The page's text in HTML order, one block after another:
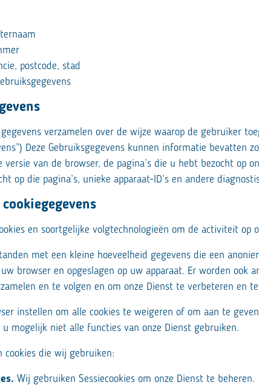
postcode, stad
verzamelen over de wijze waarop de gebruiker
Deze Gebruiksgegevens kunnen informatie
versie van de browser, de pagina’s die u hebt bezocht
op die pagina’s, unieke apparaat-ID’s en andere
en soortgelijke volgtechnologieën om de activiteit op
met een kleine hoeveelheid gegevens die een
browser en opgeslagen op uw apparaat. Er worden ook
en te volgen en om onze Dienst te verbeteren en te
instellen om alle cookies te weigeren of om aan te
mogelijk niet alle functies van onze Dienst gebruiken.
cookies die wij gebruiken:
Wij gebruiken Sessiecookies om onze Dienst te beheren.